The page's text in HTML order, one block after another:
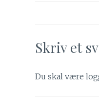
Skriv et
Du skal være